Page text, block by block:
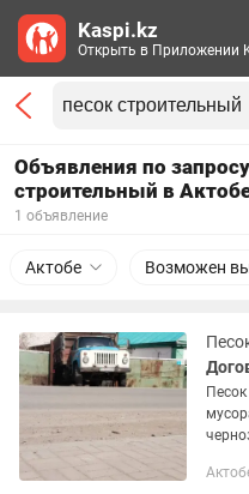
Объявления по
строительный в
1 объявление
Актобе Возможен
Kaspi.kz
Открыть в Приложении